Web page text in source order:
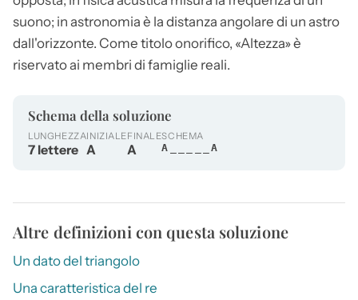
suono; in astronomia è la distanza angolare di un astro
dall'orizzonte. Come titolo onorifico, «Altezza» è
riservato ai membri di famiglie reali.
Schema della soluzione
LUNGHEZZA
7 lettere
INIZIALE
A
FINALE
A
SCHEMA
A_____A
Altre definizioni con questa soluzione
Un dato del triangolo
Una caratteristica del re